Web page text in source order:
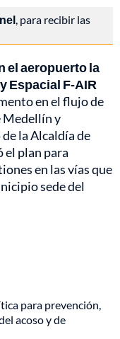
, para recibir las
el aeropuerto la
Espacial F-AIR
en el flujo de
Medellín y
la Alcaldía de
el plan para
en las vías que
sede del
para prevención,
acoso y de